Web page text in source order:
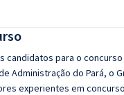
candidatos para o concurso
Administração do Pará, o
experientes em